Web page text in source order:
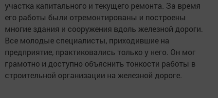
участка капитального и текущего ремонта. За время
его работы были отремонтированы и построены
многие здания и сооружения вдоль железной дороги.
Все молодые специалисты, приходившие на
предприятие, практиковались только у него. Он мог
грамотно и доступно объяснить тонкости работы в
строительной организации на железной дороге.